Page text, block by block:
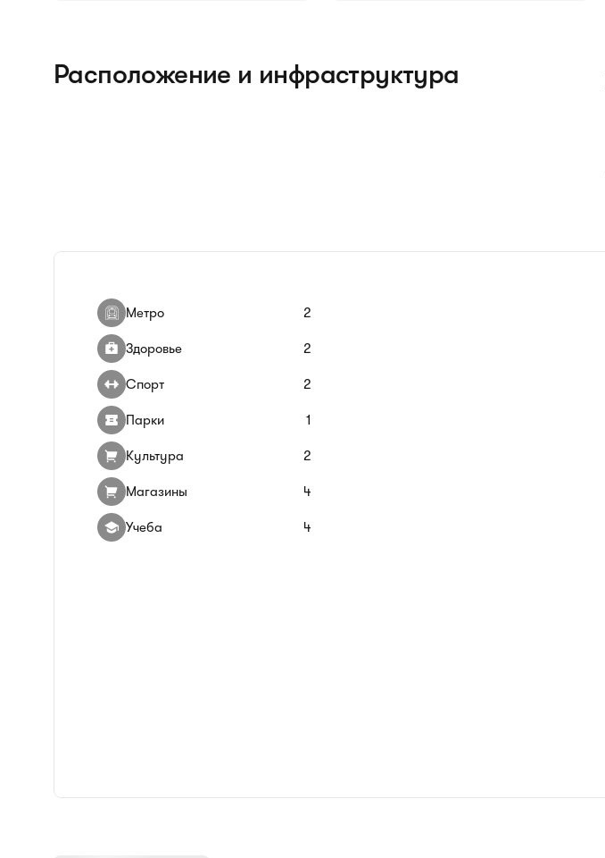
Расположение и инфраструктура
Метро 2
Здоровье 2
Спорт 2
Парки 1
Культура 2
Магазины 4
Учеба 4